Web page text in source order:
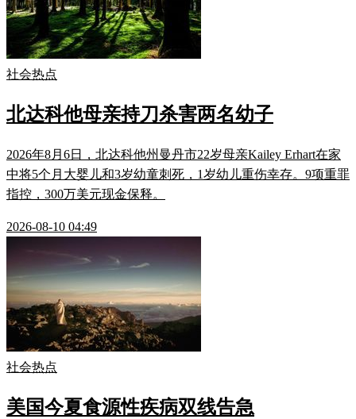
社会热点
北达科他母亲持刀杀害两名幼子
2026年8月6日，北达科他州曼丹市22岁母亲Kailey Erhart在家
中将5个月大婴儿和3岁幼童刺死，1岁幼儿重伤幸存。9项重罪
指控，300万美元现金保释。
2026-08-10 04:49
社会热点
美国今夏食源性疾病双线告急